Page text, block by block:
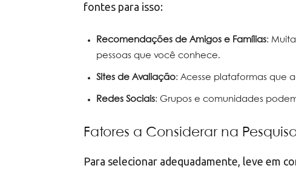
fontes para isso:
Recomendações de Amigos e Famílias:
pessoas que você conhece.
Sites de Avaliação: Acesse plataformas que
Redes Sociais: Grupos e comunidades
Fatores a Considerar na
Para selecionar adequadamente, leve em